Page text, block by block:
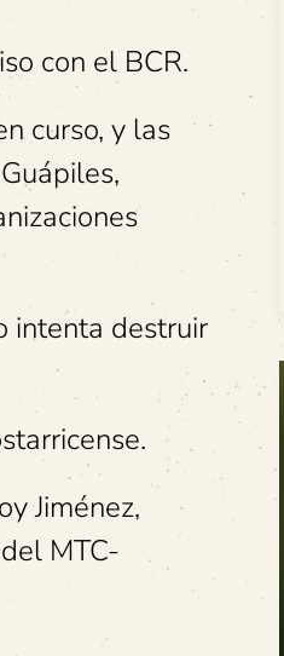
con el BCR.
curso, y las
intenta destruir
Jiménez,
MTC-